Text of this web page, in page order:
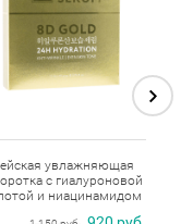
увлажняющая
с гиалуроновой
и ниацинамидом